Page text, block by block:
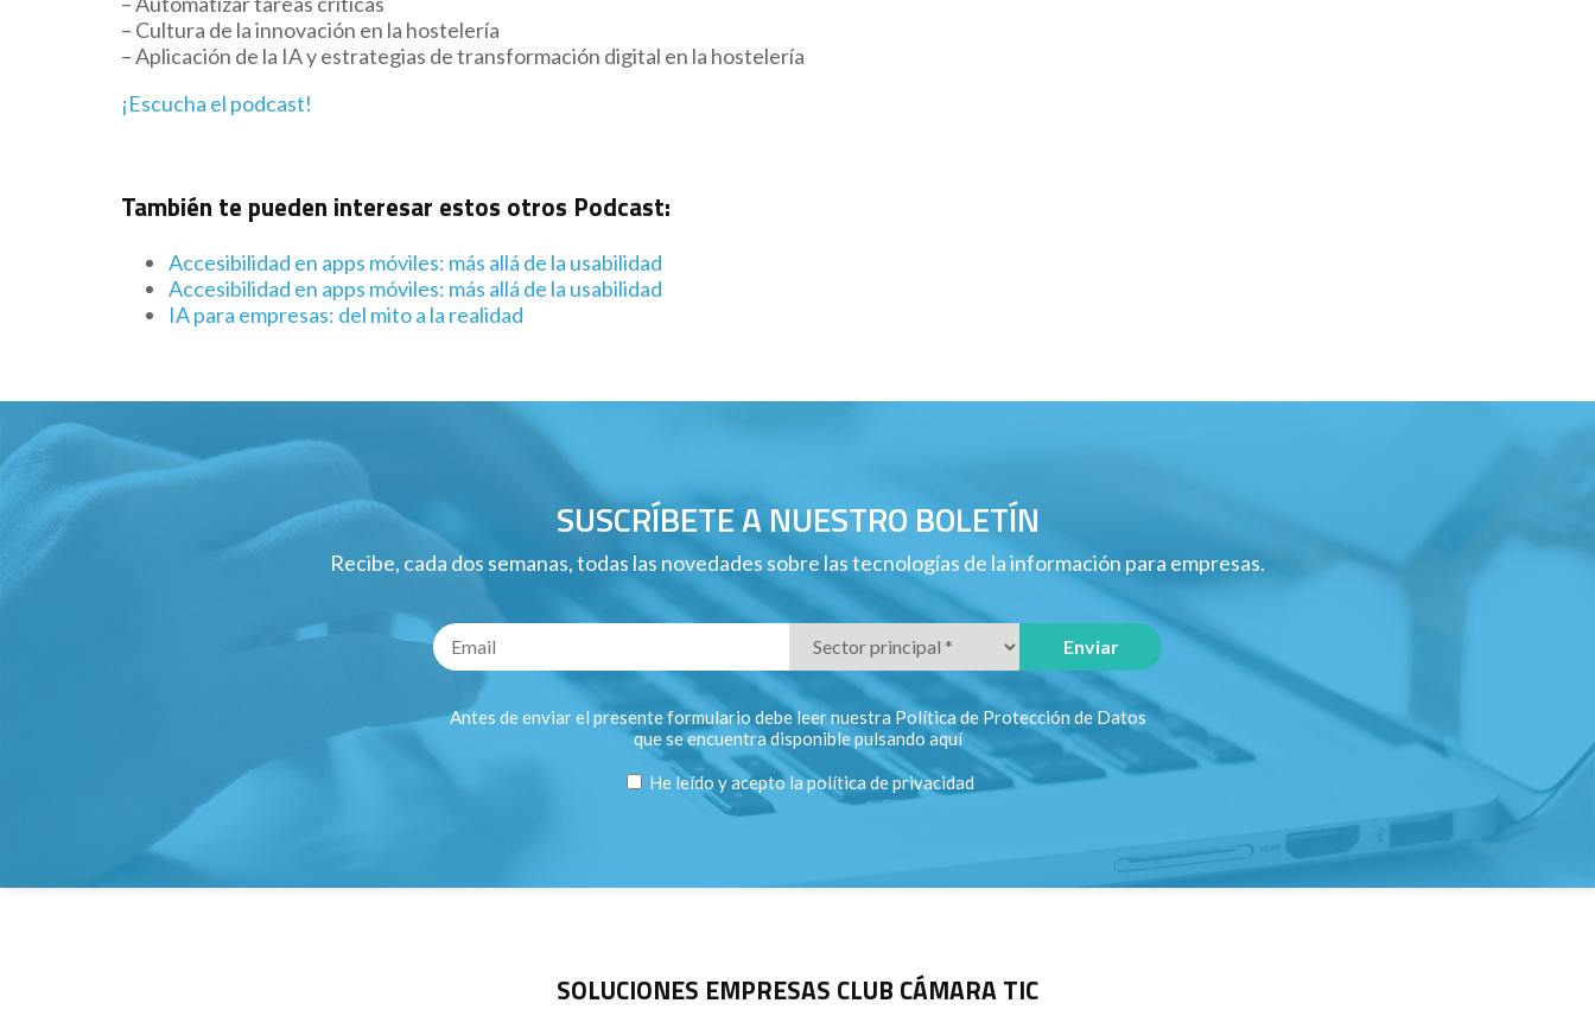
– Cultura de la innovación en la hostelería
– Aplicación de la IA y estrategias de transformación digital en la hostelería
¡Escucha el podcast!
También te pueden interesar estos otros Podcast:
Accesibilidad en apps móviles: más allá de la usabilidad
Accesibilidad en apps móviles: más allá de la usabilidad
IA para empresas: del mito a la realidad
SUSCRÍBETE A NUESTRO BOLETÍN
Recibe, cada dos semanas, todas las novedades sobre las tecnologías de la información para empresas.
Antes de enviar el presente formulario debe leer nuestra Política de Protección de Datos
que se encuentra disponible pulsando aquí
He leído y acepto lapolítica de privacidad
SOLUCIONES EMPRESAS CLUB CÁMARA TIC